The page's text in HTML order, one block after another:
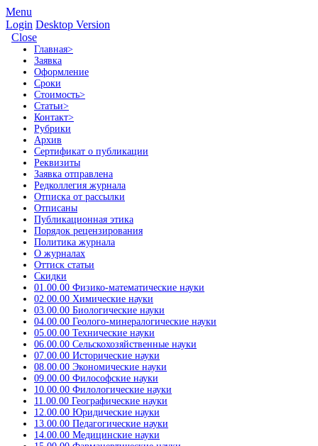
Menu
Login Desktop Version
Close
Главная>
Заявка
Оформление
Сроки
Стоимость>
Статьи>
Контакт>
Рубрики
Архив
Сертификат о публикации
Реквизиты
Заявка отправлена
Редколлегия журнала
Отписка от рассылки
Отписаны
Публикационная этика
Порядок рецензирования
Политика журнала
О журналах
Оттиск статьи
Скидки
01.00.00 Физико-математические науки
02.00.00 Химические науки
03.00.00 Биологические науки
04.00.00 Геолого-минералогические науки
05.00.00 Технические науки
06.00.00 Сельскохозяйственные науки
07.00.00 Исторические науки
08.00.00 Экономические науки
09.00.00 Философские науки
10.00.00 Филологические науки
11.00.00 Географические науки
12.00.00 Юридические науки
13.00.00 Педагогические науки
14.00.00 Медицинские науки